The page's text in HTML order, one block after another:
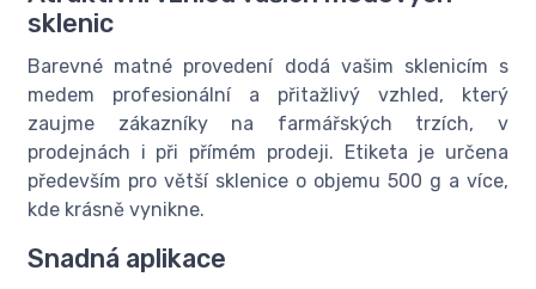
sklenic
Barevné matné provedení dodá vašim sklenicím s
medem profesionální a přitažlivý vzhled, který
zaujme zákazníky na farmářských trzích, v
prodejnách i při přímém prodeji. Etiketa je určena
především pro větší sklenice o objemu 500 g a více,
kde krásně vynikne.
Snadná aplikace